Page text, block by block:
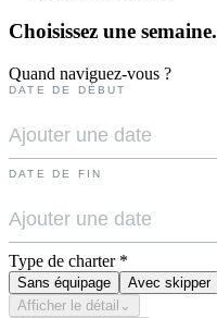
Choisissez une semaine.
Quand naviguez-vous ?
DATE DE DÉBUT
DATE DE FIN
Type de charter *
Sans équipage Avec skipper
Afficher le détail ⌄